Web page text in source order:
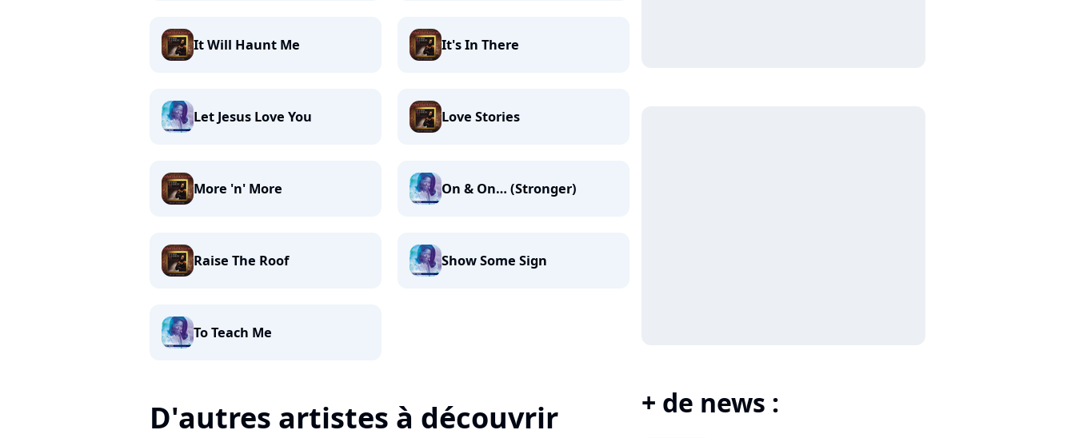
It Will Haunt Me It's In There
Let Jesus Love You Love Stories
More 'n' More On & On… (Stronger)
Raise The Roof Show Some Sign
To Teach Me
D'autres artistes à découvrir + de news :